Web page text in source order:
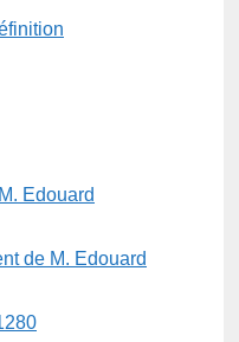
de M. Edouard